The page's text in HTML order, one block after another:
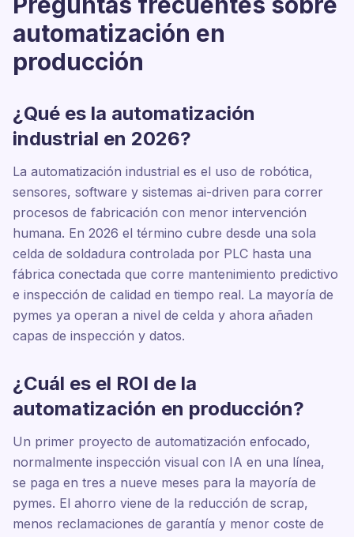
automatización en
producción
¿Qué es la automatización
industrial en 2026?
La automatización industrial es el uso de robótica,
sensores, software y sistemas ai-driven para correr
procesos de fabricación con menor intervención
humana. En 2026 el término cubre desde una sola
celda de soldadura controlada por PLC hasta una
fábrica conectada que corre mantenimiento predictivo
e inspección de calidad en tiempo real. La mayoría de
pymes ya operan a nivel de celda y ahora añaden
capas de inspección y datos.
¿Cuál es el ROI de la
automatización en producción?
Un primer proyecto de automatización enfocado,
normalmente inspección visual con IA en una línea,
se paga en tres a nueve meses para la mayoría de
pymes. El ahorro viene de la reducción de scrap,
menos reclamaciones de garantía y menor coste de